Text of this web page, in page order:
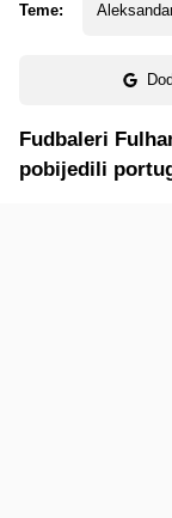
Teme:
Fudbaleri
pobijedili